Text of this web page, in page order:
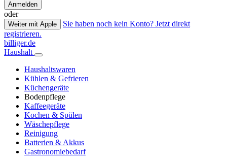
Anmelden
oder
Weiter mit Apple
Sie haben noch kein Konto? Jetzt direkt
registrieren.
billiger.de
Haushalt
Haushaltswaren
Kühlen & Gefrieren
Küchengeräte
Bodenpflege
Kaffeegeräte
Kochen & Spülen
Wäschepflege
Reinigung
Batterien & Akkus
Gastronomiebedarf